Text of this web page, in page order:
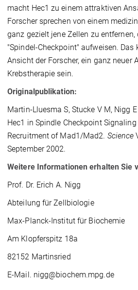
macht Hec1 zu einem attraktiven
Forscher sprechen von einem
ganz gezielt jene Zellen zu entfernen,
"Spindel-Checkpoint" aufweisen. Das
Ansicht der Forscher, ein ganz neuer
Krebstherapie sein.
Originalpublikation:
Martin-Lluesma S, Stucke V M, Nigg
Hec1 in Spindle Checkpoint
Recruitment of Mad1/Mad2. Science
September 2002.
Weitere Informationen erhalten Sie
Prof. Dr. Erich A. Nigg
Abteilung für Zellbiologie
Max-Planck-Institut für Biochemie
Am Klopferspitz 18a
82152 Martinsried
E-Mail. nigg@biochem.mpg.de